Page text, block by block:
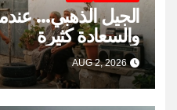
الجيل الذهبي…
والسعادة كثيرة
AUG 2, 2026